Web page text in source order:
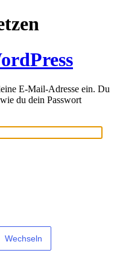
E-Mail-Adresse ein. Du
du dein Passwort